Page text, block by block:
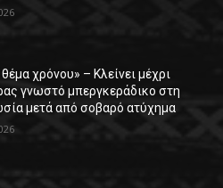
χρόνου» – Κλείνει μέχρι
γνωστό μπεργκεράδικο στη
μετά από σοβαρό ατύχημα